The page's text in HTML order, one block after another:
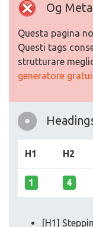
Og
Questa pagina
Questi tags
strutturare
generatore
H1 H2
1 4
[H1]